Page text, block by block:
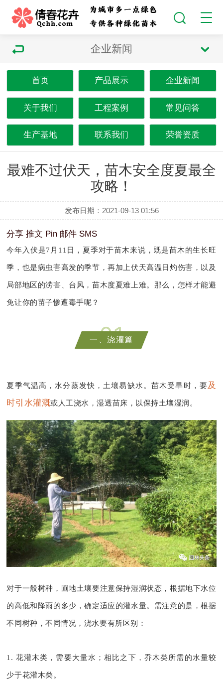
企业新闻
首页 产品展示 企业新闻
关于我们 工程案例 常见问答
生产基地 联系我们 荣誉资质
最难不过伏天，苗木安全度夏最全
攻略！
发布日期：2021-09-13 01:56
分享 推文 Pin 邮件 SMS
今年入伏是7月11日，夏季对于苗木来说，既是苗木的生长旺
季，也是病虫害高发的季节，再加上伏天高温日灼伤害，以及
局部地区的涝害 、台风，苗木度夏难上难。那么，怎样才能避
免让你的苗子惨遭毒手呢？
01
一、浇灌篇
夏季气温高，水分蒸发快，土壤易缺水。苗木受旱时，要及
时引水灌溉或人工浇水，湿透苗床，以保持土壤湿润。
对于一般树种，圃地土壤要注意保持湿润状态，根据地下水位
的高低和降雨的多少，确定适应的灌水量。需注意的是，根据
不同树种，不同情况，浇水要有所区别：
1. 花灌木类 ，需要大量水 ；相比之下，乔木类所需的水量较
少于花灌木类。